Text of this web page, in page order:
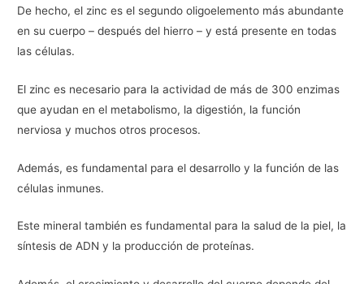
De hecho, el zinc es el segundo oligoelemento más abundante
en su cuerpo – después del hierro – y está presente en todas
las células.
El zinc es necesario para la actividad de más de 300 enzimas
que ayudan en el metabolismo, la digestión, la función
nerviosa y muchos otros procesos.
Además, es fundamental para el desarrollo y la función de las
células inmunes.
Este mineral también es fundamental para la salud de la piel, la
síntesis de ADN y la producción de proteínas.